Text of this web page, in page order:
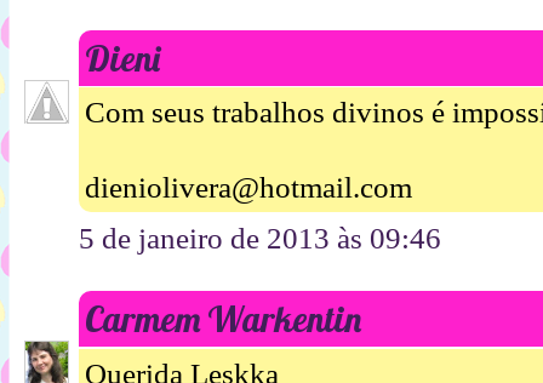
Dieni
Com seus trabalhos divinos é
dieniolivera@hotmail.com
5 de janeiro de 2013 às 09:46
Carmem Warkentin
Querida Leskka